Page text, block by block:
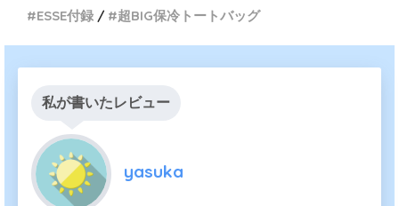
ESSE付録
超BIG保冷トートバッグ
私が書いたレビュー
yasuka